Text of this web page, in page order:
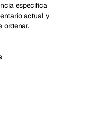
especifica
actual y
ordenar.